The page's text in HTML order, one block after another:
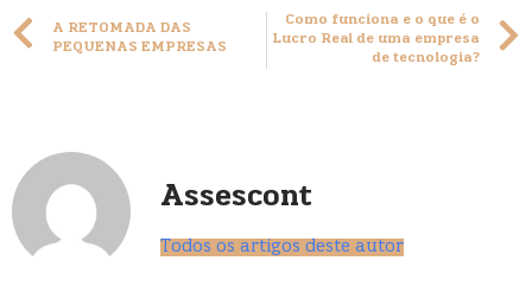
A RETOMADA DAS
PEQUENAS EMPRESAS
Como funciona e o que é o
Lucro Real de uma empresa
de tecnologia?
Assescont
Todos os artigos deste autor